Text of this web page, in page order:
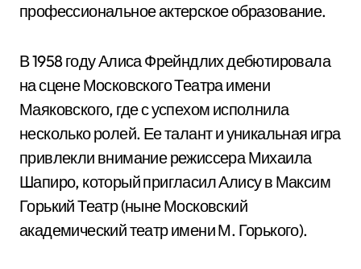
профессиональное актерское образование.
В 1958 году Алиса Фрейндлих дебютировала
на сцене Московского Театра имени
Маяковского, где с успехом исполнила
несколько ролей. Ее талант и уникальная игра
привлекли внимание режиссера Михаила
Шапиро, который пригласил Алису в Максим
Горький Театр (ныне Московский
академический театр имени М. Горького).